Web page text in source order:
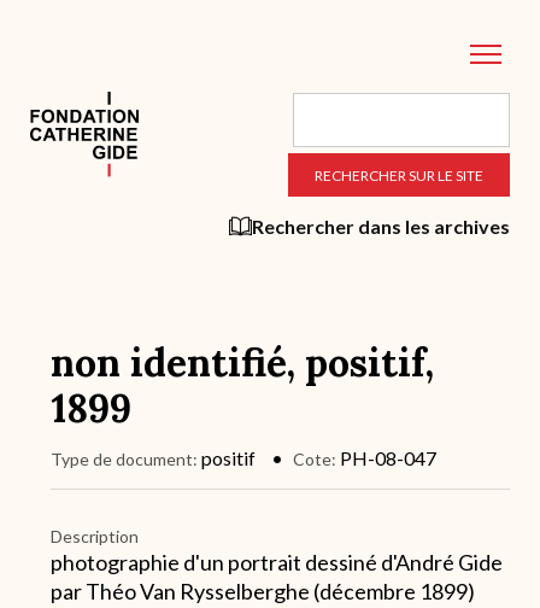
principal
Rechercher dans les archives
non identifié, positif,
1899
Type de document positif Cote PH-08-047
Description
photographie d'un portrait dessiné d'André Gide
par Théo Van Rysselberghe (décembre 1899)